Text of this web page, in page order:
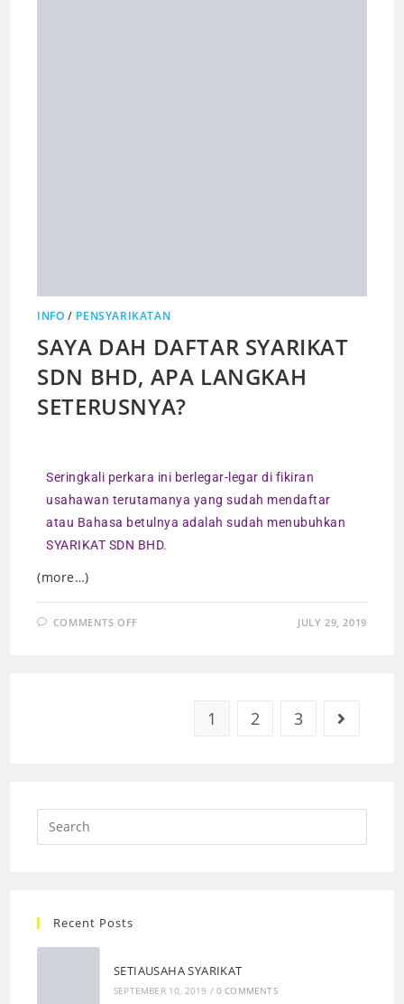
INFO / PENSYARIKATAN
SAYA DAH DAFTAR SYARIKAT
SDN BHD, APA LANGKAH
SETERUSNYA?
Seringkali perkara ini berlegar-legar di fikiran
usahawan terutamanya yang sudah mendaftar
atau Bahasa betulnya adalah sudah menubuhkan
SYARIKAT SDN BHD.
(more…)
COMMENTS OFF JULY 29, 2019
1 2 3
Recent Posts
SETIAUSAHA SYARIKAT
SEPTEMBER 10, 2019 / 0 COMMENTS